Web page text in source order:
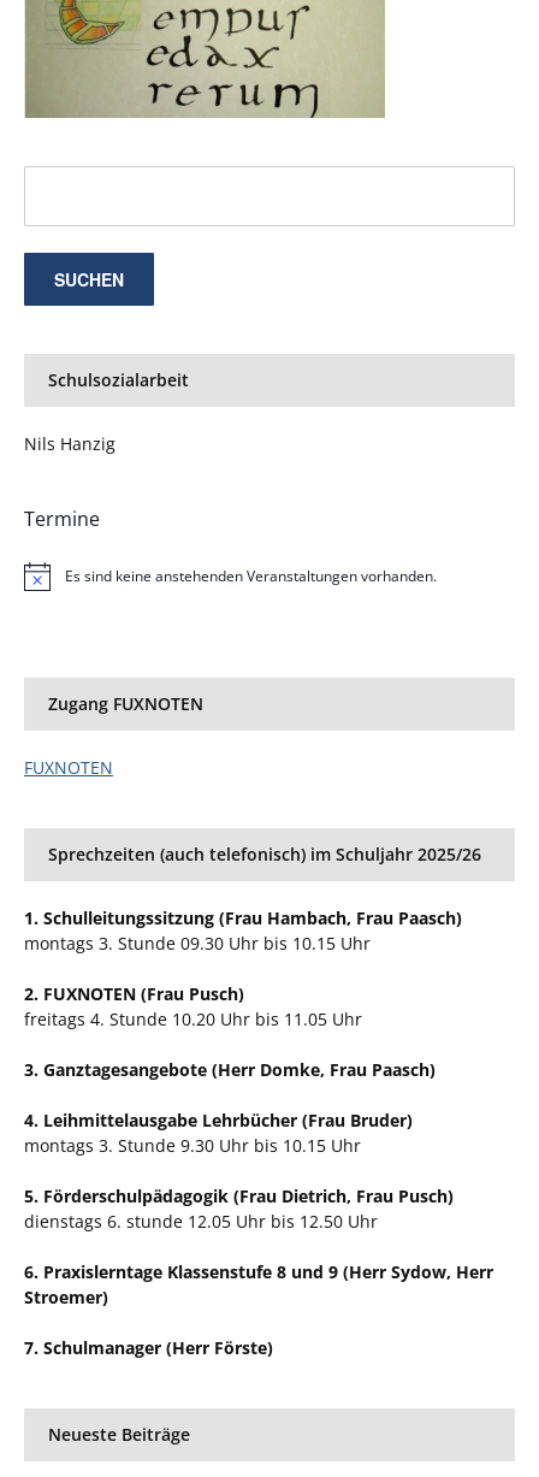
Schulsozialarbeit
Nils Hanzig
Termine
HinweisEs sind keine anstehenden Veranstaltungen vorhanden.
Zugang FUXNOTEN
FUXNOTEN
Sprechzeiten (auch telefonisch) im Schuljahr 2025/26
1. Schulleitungssitzung (Frau Hambach, Frau Paasch)
montags 3. Stunde 09.30 Uhr bis 10.15 Uhr
2. FUXNOTEN (Frau Pusch)
freitags 4. Stunde 10.20 Uhr bis 11.05 Uhr
3. Ganztagesangebote (Herr Domke, Frau Paasch)
4. Leihmittelausgabe Lehrbücher (Frau Bruder)
montags 3. Stunde 9.30 Uhr bis 10.15 Uhr
5. Förderschulpädagogik (Frau Dietrich, Frau Pusch)
dienstags 6. stunde 12.05 Uhr bis 12.50 Uhr
6. Praxislerntage Klassenstufe 8 und 9 (Herr Sydow, Herr
Stroemer)
7. Schulmanager (Herr Förste)
Neueste Beiträge